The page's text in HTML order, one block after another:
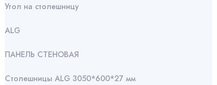
Угол на столешницу
АLG
ПАНЕЛЬ СТЕНОВАЯ
Столешницы ALG 3050*600*27 мм